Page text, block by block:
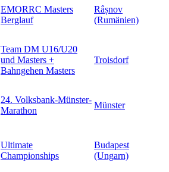
EMORRC Masters
Berglauf
Râșnov
(Rumänien)
Team DM U16/U20
und Masters +
Bahngehen Masters
Troisdorf
24. Volksbank-Münster-
Marathon
Münster
Ultimate
Championships
Budapest
(Ungarn)